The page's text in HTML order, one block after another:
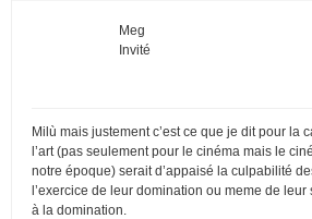
Meg
Invité
Milù mais justement c’est ce que je dit pour la
l’art (pas seulement pour le cinéma mais le
notre époque) serait d’appaisé la culpabilité
l’exercice de leur domination ou meme de
à la domination.